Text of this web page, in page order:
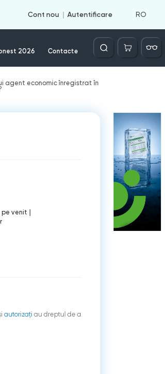
Cont nou Autentificare RO
2026 Contacte
Căutare
agent economic înregistrat în
pe venit
autorizați au dreptul de a